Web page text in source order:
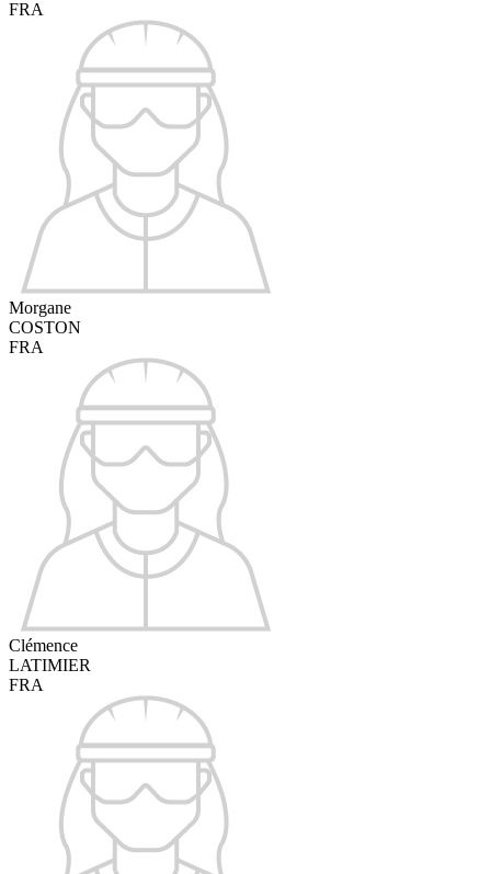
FRA
Morgane
COSTON
FRA
Clémence
LATIMIER
FRA